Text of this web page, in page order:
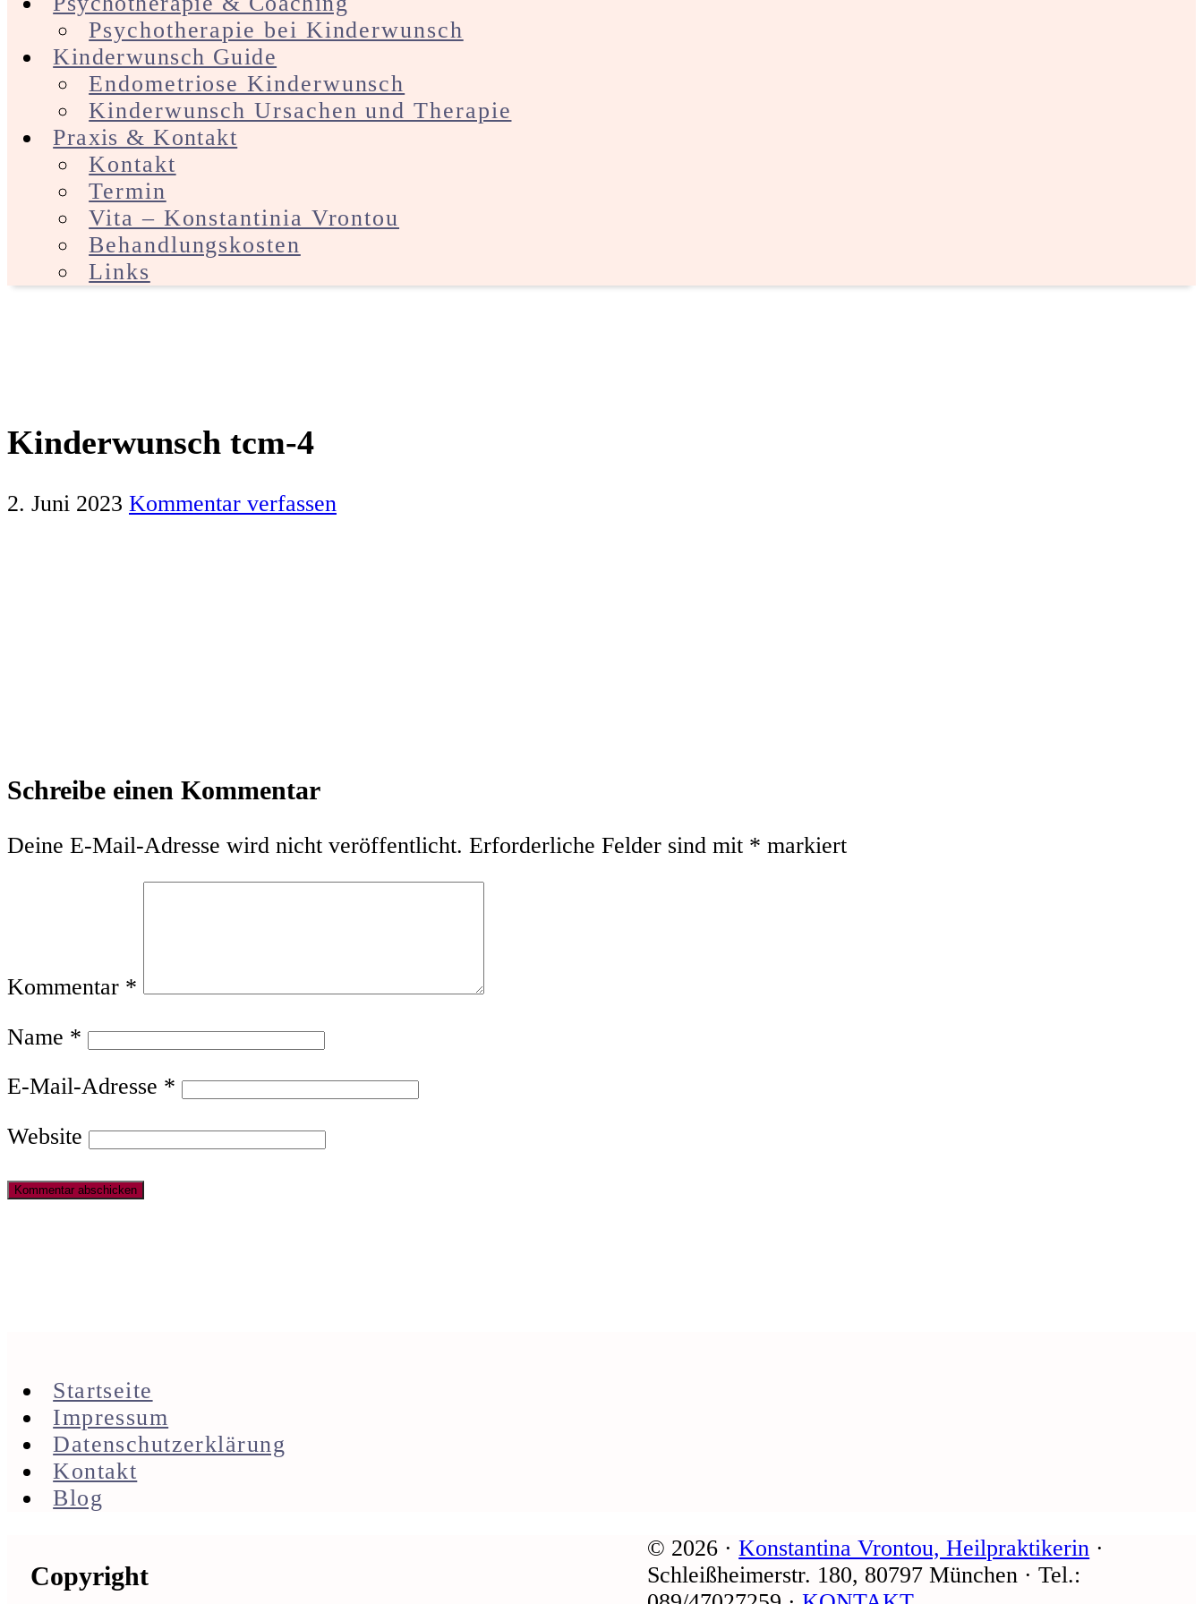
Psychotherapie bei Kinderwunsch
Kinderwunsch Guide
Endometriose Kinderwunsch
Kinderwunsch Ursachen und Therapie
Praxis & Kontakt
Kontakt
Termin
Vita – Konstantinia Vrontou
Behandlungskosten
Links
Kinderwunsch tcm-4
2. Juni 2023 Kommentar verfassen
Leser-
Interaktionen
Schreibe einen Kommentar
Deine E-Mail-Adresse wird nicht veröffentlicht. Erforderliche Felder sind mit * markiert
Kommentar *
Name *
E-Mail-Adresse *
Website
Startseite
Impressum
Datenschutzerklärung
Kontakt
Blog
Copyright
© 2026 ·Konstantina Vrontou, Heilpraktikerin ·
Schleißheimerstr. 180, 80797 München · Tel.: